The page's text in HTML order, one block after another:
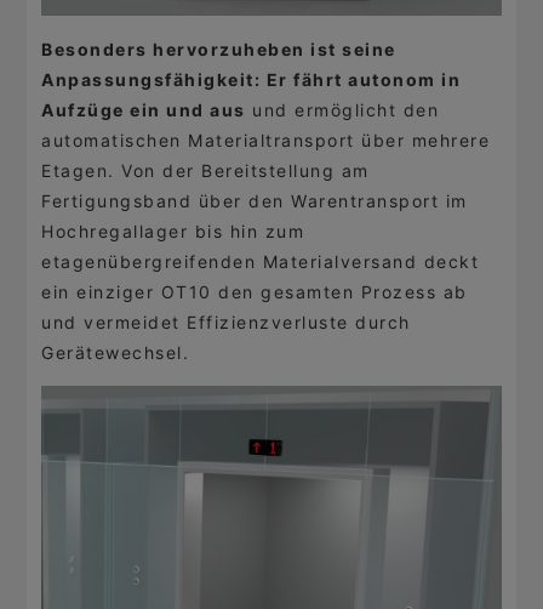
Besonders hervorzuheben ist seine
Anpassungsfähigkeit: Er fährt autonom in
Aufzüge ein und aus und ermöglicht den
automatischen Materialtransport über mehrere
Etagen. Von der Bereitstellung am
Fertigungsband über den Warentransport im
Hochregallager bis hin zum
etagenübergreifenden Materialversand deckt
ein einziger OT10 den gesamten Prozess ab
und vermeidet Effizienzverluste durch
Gerätewechsel.